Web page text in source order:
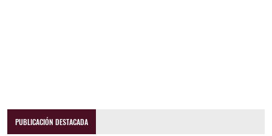
PUBLICACIÓN DESTACADA